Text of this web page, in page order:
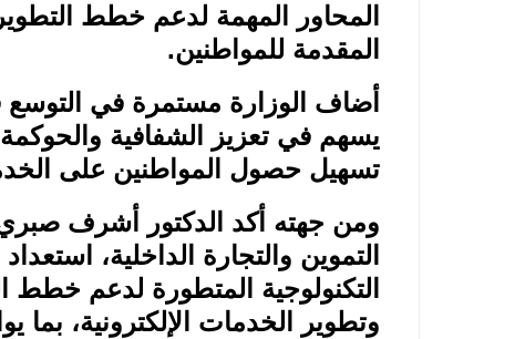
المحاور المهمة لدعم خطط
المقدمة للمواطنين.
أضاف الوزارة مستمرة في التوسع
يسهم في تعزيز الشفافية
تسهيل حصول المواطنين على
ومن جهته أكد الدكتور أشرف صبري
التموين والتجارة الداخلية،
التكنولوجية المتطورة لدعم خطط
وتطوير الخدمات الإلكترونية، بما